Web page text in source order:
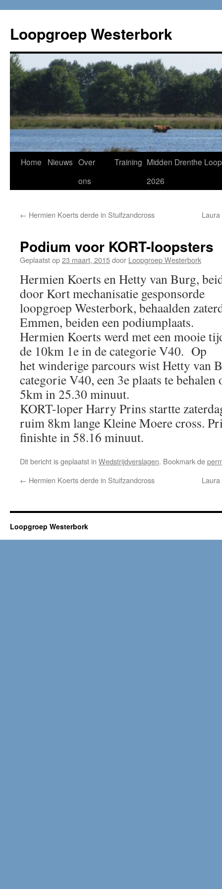
Loopgroep Westerbork
Home Nieuws Over
ons
Training Midden Drenthe Loop
2026
← Hermien Koerts derde in Stuifzandcross
Podium voor KORT-loopsters
Geplaatst op23 maart, 2015door Loopgroep Westerbork
Hermien Koerts en Hetty van Burg,
door Kort mechanisatie gesponsorde
loopgroep Westerbork, behaalden
Emmen, beiden een podiumplaats.
Hermien Koerts werd met een mooie
de 10km 1e in de categorie V40. Op
het winderige parcours wist Hetty van
categorie V40, een 3e plaats te behalen
5km in 25.30 minuut.
KORT-loper Harry Prins startte
ruim 8km lange Kleine Moere cross.
finishte in 58.16 minuut.
Dit bericht is geplaatst in Wedstrijdverslagen. Bookmark de
← Hermien Koerts derde in Stuifzandcross
Loopgroep Westerbork